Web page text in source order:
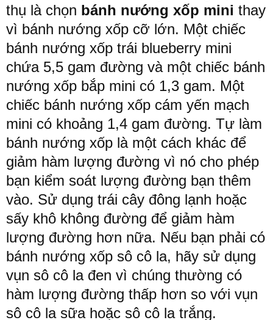
thụ là chọn bánh nướng xốp mini thay
vì bánh nướng xốp cỡ lớn. Một chiếc
bánh nướng xốp trái blueberry mini
chứa 5,5 gam đường và một chiếc bánh
nướng xốp bắp mini có 1,3 gam. Một
chiếc bánh nướng xốp cám yến mạch
mini có khoảng 1,4 gam đường. Tự làm
bánh nướng xốp là một cách khác để
giảm hàm lượng đường vì nó cho phép
bạn kiểm soát lượng đường bạn thêm
vào. Sử dụng trái cây đông lạnh hoặc
sấy khô không đường để giảm hàm
lượng đường hơn nữa. Nếu bạn phải có
bánh nướng xốp sô cô la, hãy sử dụng
vụn sô cô la đen vì chúng thường có
hàm lượng đường thấp hơn so với vụn
sô cô la sữa hoặc sô cô la trắng.